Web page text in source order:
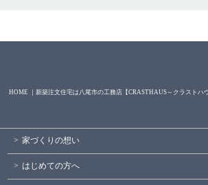
HOME ｜新築注文住宅は八尾市の工務店【CRASTHAUS～クラストハ
家づくりの想い
はじめての方へ